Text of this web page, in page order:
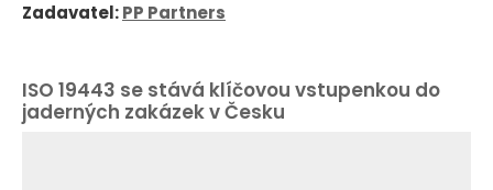
Zadavatel:PP Partners
ISO 19443 se stává klíčovou vstupenkou do
jaderných zakázek v Česku